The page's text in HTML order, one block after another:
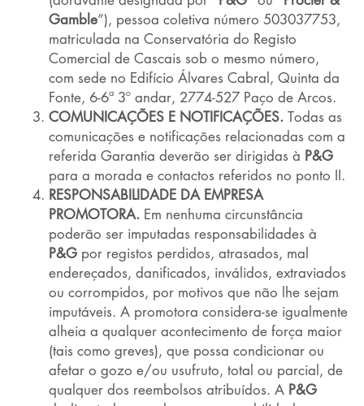
Gamble”), pessoa coletiva número 503037753,
matriculada na Conservatória do Registo
Comercial de Cascais sob o mesmo número,
com sede no Edifício Álvares Cabral, Quinta da
Fonte, 6-6ª 3º andar, 2774-527 Paço de Arcos.
COMUNICAÇÕES E NOTIFICAÇÕES. Todas as
comunicações e notificações relacionadas com a
referida Garantia deverão ser dirigidas à P&G
para a morada e contactos referidos no ponto II.
RESPONSABILIDADE DA EMPRESA
PROMOTORA. Em nenhuma circunstância
poderão ser imputadas responsabilidades à
P&G por registos perdidos, atrasados, mal
endereçados, danificados, inválidos, extraviados
ou corrompidos, por motivos que não lhe sejam
imputáveis. A promotora considera-se igualmente
alheia a qualquer acontecimento de força maior
(tais como greves), que possa condicionar ou
afetar o gozo e/ou usufruto, total ou parcial, de
qualquer dos reembolsos atribuídos. A P&G